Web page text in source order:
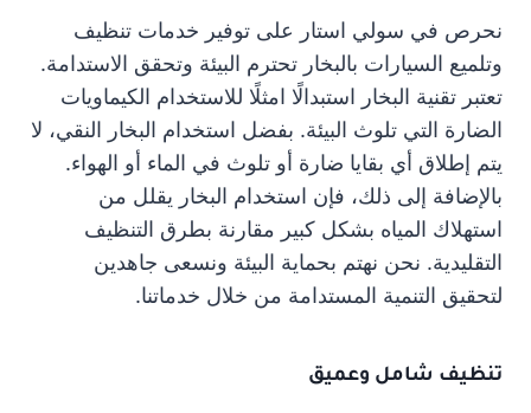
نحرص في سولي استار على توفير خدمات تنظيف
وتلميع السيارات بالبخار تحترم البيئة وتحقق الاستدامة.
تعتبر تقنية البخار استبدالًا امثلًا للاستخدام الكيماويات
الضارة التي تلوث البيئة. بفضل استخدام البخار النقي، لا
يتم إطلاق أي بقايا ضارة أو تلوث في الماء أو الهواء.
بالإضافة إلى ذلك، فإن استخدام البخار يقلل من
استهلاك المياه بشكل كبير مقارنة بطرق التنظيف
التقليدية. نحن نهتم بحماية البيئة ونسعى جاهدين
لتحقيق التنمية المستدامة من خلال خدماتنا.
تنظيف شامل وعميق